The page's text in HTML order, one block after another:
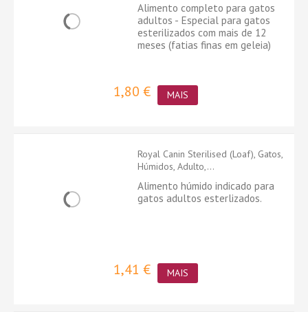
Alimento completo para gatos
adultos - Especial para gatos
esterilizados com mais de 12
meses (fatias finas em geleia)
1,80 € MAIS
Royal Canin Sterilised (Loaf), Gatos,
Húmidos, Adulto,...
Alimento húmido indicado para
gatos adultos esterlizados.
1,41 € MAIS